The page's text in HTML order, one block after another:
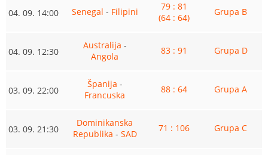
04. 09. 14:00 Senegal - Filipini
79 : 81
(64 : 64)
Grupa B
04. 09. 12:30
Australija -
Angola
83 : 91 Grupa D
03. 09. 22:00
Španija -
Francuska
88 : 64 Grupa A
03. 09. 21:30
Dominikanska
Republika - SAD
71 : 106 Grupa C